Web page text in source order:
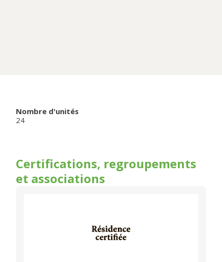
Nombre d'unités
24
Certifications, regroupements
et associations